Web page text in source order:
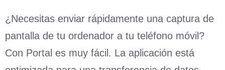
¿Necesitas enviar rápidamente una captura de
pantalla de tu ordenador a tu teléfono móvil?
Con Portal es muy fácil. La aplicación está